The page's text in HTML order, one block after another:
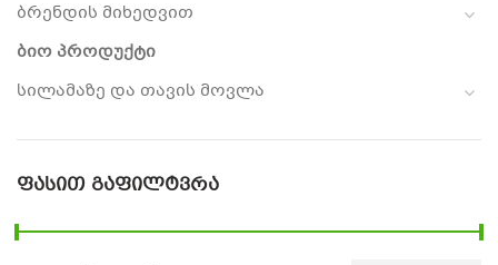
ბრენდის მიხედვით
ბიო პროდუქტი
სილამაზე და თავის მოვლა
ᲤᲐᲡᲘᲗ ᲒᲐᲤᲘᲚᲢᲕᲠᲐ